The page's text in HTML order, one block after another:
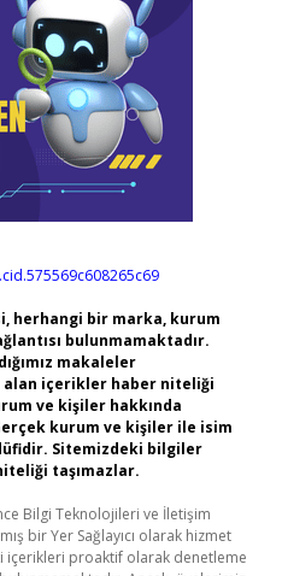
herhangi bir marka, kurum
bulunmamaktadır.
makaleler
alan içerikler haber niteliği
ve kişiler hakkında
kurum ve kişiler ile isim
Sitemizdeki bilgiler
taşımazlar.
Bilgi Teknolojileri ve İletişim
bir Yer Sağlayıcı olarak hizmet
içerikleri proaktif olarak denetleme